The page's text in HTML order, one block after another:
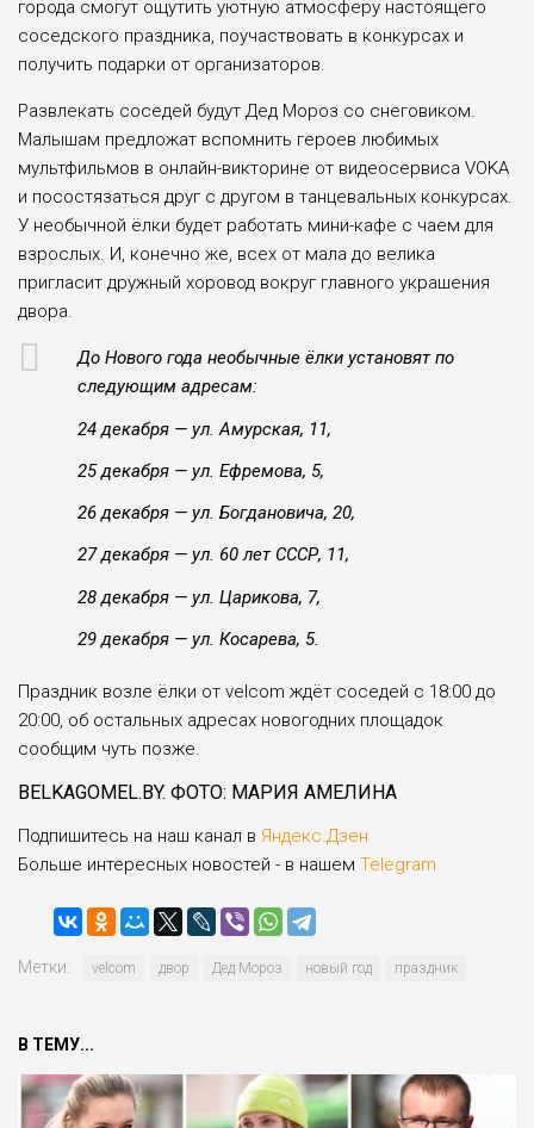
города смогут ощутить уютную атмосферу настоящего
соседского праздника, поучаствовать в конкурсах и
получить подарки от организаторов.
Развлекать соседей будут Дед Мороз со снеговиком.
Малышам предложат вспомнить героев любимых
мультфильмов в онлайн-викторине от видеосервиса VOKA
и посостязаться друг с другом в танцевальных конкурсах.
У необычной ёлки будет работать мини-кафе с чаем для
взрослых. И, конечно же, всех от мала до велика
пригласит дружный хоровод вокруг главного украшения
двора.
До Нового года необычные ёлки установят по
следующим адресам:
24 декабря — ул. Амурская, 11,
25 декабря — ул. Ефремова, 5,
26 декабря — ул. Богдановича, 20,
27 декабря — ул. 60 лет СССР, 11,
28 декабря — ул. Царикова, 7,
29 декабря — ул. Косарева, 5.
Праздник возле ёлки от velcom ждёт соседей с 18:00 до
20:00, об остальных адресах новогодних площадок
сообщим чуть позже.
BELKAGOMEL.BY. ФОТО: МАРИЯ АМЕЛИНА
Подпишитесь на наш канал в Яндекс.Дзен
Больше интересных новостей - в нашем Telegram
Метки: velcom двор Дед Мороз новый год праздник
В ТЕМУ...